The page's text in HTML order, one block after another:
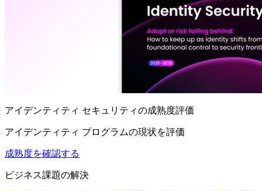
アイデンティティ セキュリティの成熟度評価
アイデンティティ プログラムの現状を評価
成熟度を確認する
ビジネス課題の解決